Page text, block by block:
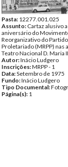
Pasta: 12277.001.025
Assunto: Cartaz alusivo
aniversário do
Reorganizativo do
Proletariado (MRPP) nas
Teatro Nacional D. Maria
Autor:Inácio Ludgero
Inscrições:MRPP - 1
Data:Setembro de 1975
Fundo:Inácio Ludgero
Tipo Documental:
Página(s): 1